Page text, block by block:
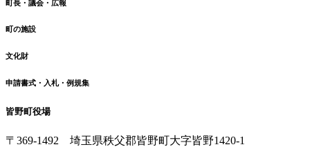
町長・議会・広報
町の施設
文化財
申請書式・入札・例規集
皆野町役場
〒369-1492 埼玉県秩父郡皆野町大字皆野1420-1